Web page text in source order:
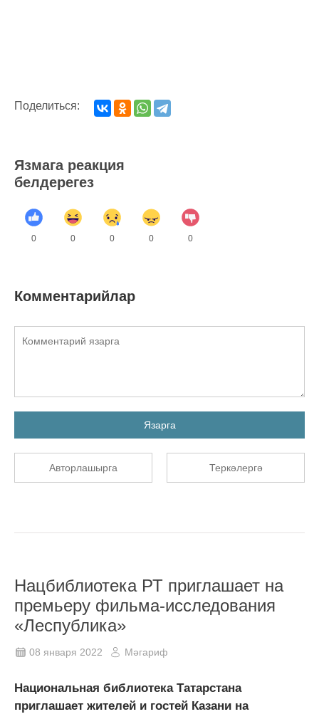
Поделиться:
Язмага реакция
белдерегез
0 0 0 0 0
Комментарийлар
Язарга
Авторлашырга Теркәлергә
Нацбиблиотека РТ приглашает на
премьеру фильма-исследования
«Леспублика»
08 января 2022 Мәгариф
Национальная библиотека Татарстана
приглашает жителей и гостей Казани на